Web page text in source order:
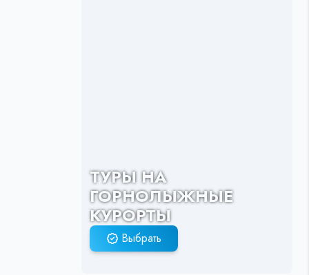
ТУРЫ НА
ГОРНОЛЫЖНЫЕ
КУРОРТЫ
Выбрать